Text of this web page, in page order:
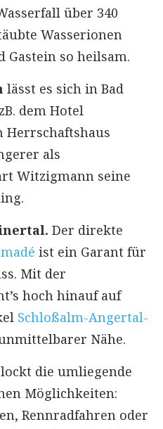
über 340
Wasserionen
Gastein so heilsam.
lässt es sich in Bad
dem Hotel
Herrschaftshaus
als
Witzigmann seine
Der direkte
ist ein Garant für
Mit der
hoch hinauf auf
Schloßalm-Angertal-
Nähe.
lockt die umliegende
Möglichkeiten:
Rennradfahren oder